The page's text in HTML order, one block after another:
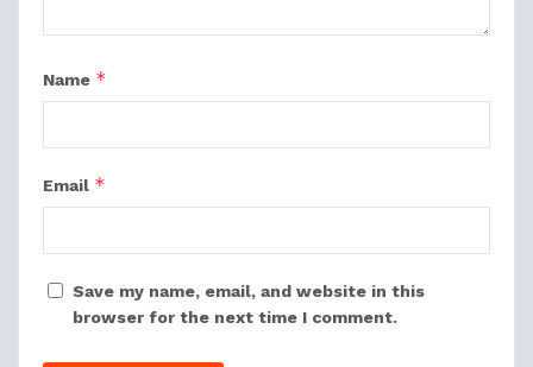
Name *
Email *
Save my name, email, and website in this
browser for the next time I comment.